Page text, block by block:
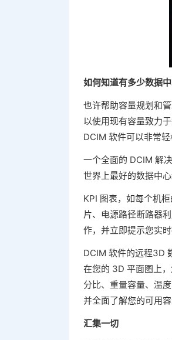
如何知道有多少数据
也许帮助容量规划和
以使用现有容量致力
DCIM 软件可以非常
一个全面的 DCIM 解
世界上最好的数据中
KPI 图表，如每个机
片、电源路径断路器
作，并立即提示您实时
DCIM 软件的远程3D
在您的 3D 平面图上
分比、重量容量、温
并全面了解您的可用容
汇集一切